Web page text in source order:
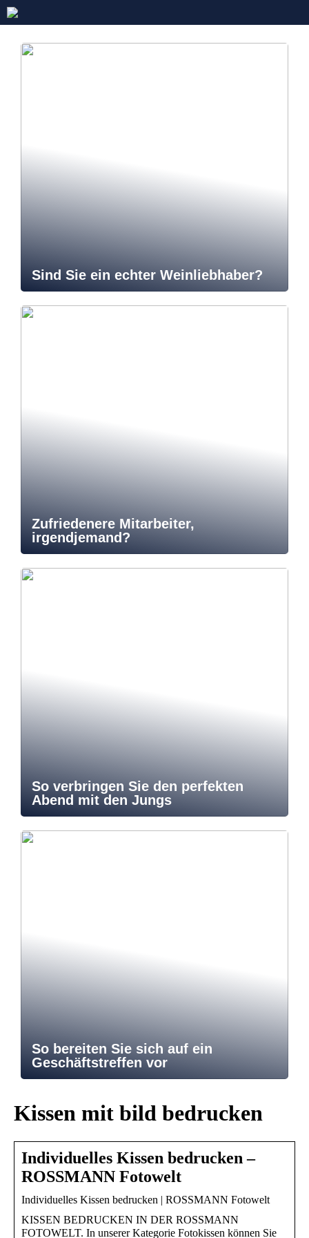
Sind Sie ein echter Weinliebhaber?
Zufriedenere Mitarbeiter,
irgendjemand?
So verbringen Sie den perfekten
Abend mit den Jungs
So bereiten Sie sich auf ein
Geschäftstreffen vor
Kissen mit bild bedrucken
Individuelles Kissen bedrucken –
ROSSMANN Fotowelt
Individuelles Kissen bedrucken | ROSSMANN Fotowelt
KISSEN BEDRUCKEN IN DER ROSSMANN
FOTOWELT. In unserer Kategorie Fotokissen können Sie